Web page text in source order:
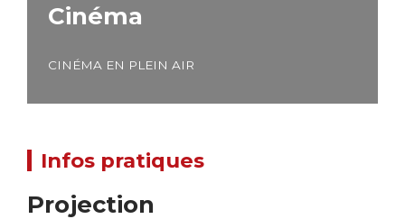
Cinéma
CINÉMA EN PLEIN AIR
Infos pratiques
Projection